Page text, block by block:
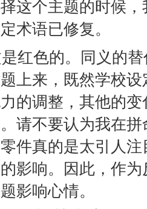
这个主题的时候
术语已修复。
红色的。同义的
上来，既然学校
的调整，其他的
请不要认为我在
件真的是太引人
影响。因此，作
影响心情。